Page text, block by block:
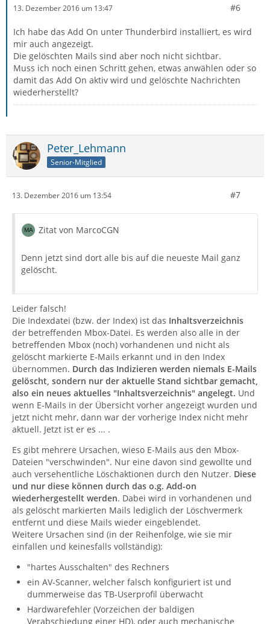
13. Dezember 2016 um 13:47 #6
Ich habe das Add On unter Thunderbird installiert, es wird
mir auch angezeigt.
Die gelöschten Mails sind aber noch nicht sichtbar.
Muss ich noch einen Schritt gehen, etwas anwählen oder so
damit das Add On aktiv wird und gelöschte Nachrichten
wiederherstellt?
Peter_Lehmann
Senior-Mitglied
13. Dezember 2016 um 13:54 #7
Zitat von MarcoCGN
Denn jetzt sind dort alle bis auf die neueste Mail ganz
gelöscht.
Leider falsch!
Die Indexdatei (bzw. der Index) ist das Inhaltsverzeichnis
der betreffenden Mbox-Datei. Es werden also alle in der
betreffenden Mbox (noch) vorhandenen und nicht als
gelöscht markierte E-Mails erkannt und in den Index
übernommen. Durch das Indizieren werden niemals E-Mails
gelöscht, sondern nur der aktuelle Stand sichtbar gemacht,
also ein neues aktuelles "Inhaltsverzeichnis" angelegt. Und
wenn E-Mails in der Übersicht vorher angezeigt wurden und
jetzt nicht mehr, dann war der vorherige Index nicht mehr
aktuell. Jetzt ist er es ... .
Es gibt mehrere Ursachen, wieso E-Mails aus den Mbox-
Dateien "verschwinden". Nur eine davon sind gewollte und
auch versehentliche Löschaktionen durch den Nutzer. Diese
und nur diese können durch das o.g. Add-on
wiederhergestellt werden. Dabei wird in vorhandenen und
als gelöscht markierten Mails lediglich der Löschvermerk
entfernt und diese Mails wieder eingeblendet.
Weitere Ursachen sind (in der Reihenfolge, wie sie mir
einfallen und keinesfalls vollständig):
"hartes Ausschalten" des Rechners
ein AV-Scanner, welcher falsch konfiguriert ist und
dummerweise das TB-Userprofil überwacht
Hardwarefehler (Vorzeichen der baldigen
Verabschiedung einer HD), oder auch mechanische